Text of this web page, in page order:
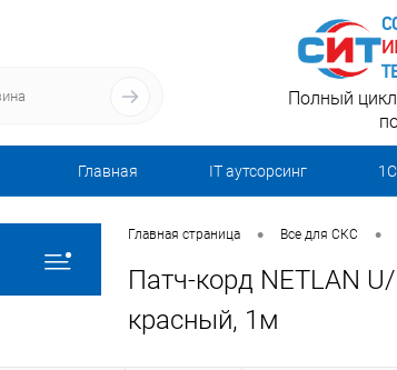
Полный цикл
Главная IT аутсорсинг
Главная страница • Все для СКС •
Патч-корд NETLAN
красный, 1м